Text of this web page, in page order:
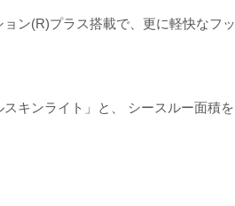
ン(R)プラス搭載で、更に軽快なフッ
キンライト」と、 シースルー面積を